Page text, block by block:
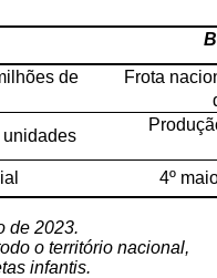
de
Frota
4º
de 2023.
o território nacional,
infantis.